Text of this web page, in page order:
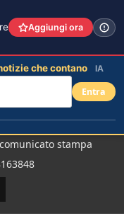
stampa
Aggiungi ora
che contano IA
Entra